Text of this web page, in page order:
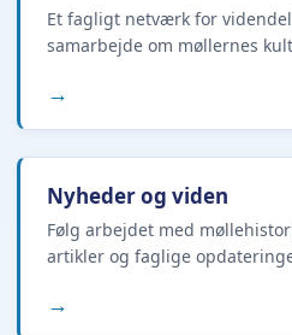
Et fagligt netværk for
samarbejde om møllernes
→
Nyheder og viden
Følg arbejdet med
artikler og faglige
→